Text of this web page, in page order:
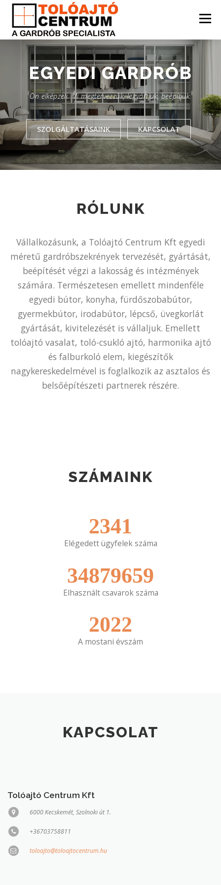
Tovább
tartalomhoz
Menü
BEMUTATKOZÁS ELÉRHETŐSÉG
EGYEDIGARDRÓB
Ön elképzeli. Mi megtervezzük, legyártjuk, beépítjük.
SZOLGÁLTATÁSAINK KAPCSOLAT
RÓLUNK
Vállalkozásunk, a Tolóajtó Centrum Kft egyedi
méretű gardróbszekrények tervezését, gyártását,
beépítését végzi a lakosság és intézmények
számára. Természetesen emellett mindenféle
egyedi bútor, konyha, fürdőszobabútor,
gyermekbútor, irodabútor, lépcső, üvegkorlát
gyártását, kivitelezését is vállaljuk. Emellett
tolóajtó vasalat, toló-csukló ajtó, harmonika ajtó
és falburkoló elem, kiegészítők
nagykereskedelmével is foglalkozik az asztalos és
belsőépítészeti partnerek részére.
SZÁMAINK
2341
Elégedett ügyfelek száma
34879659
Elhasznált csavarok száma
2022
A mostani évszám
KAPCSOLAT
Tolóajtó Centrum Kft
6000 Kecskemét, Szolnoki út 1.
+36703758811
toloajto@toloajtocentrum.hu